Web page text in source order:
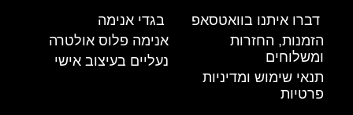
דברו איתנו בוואטסאפ
הזמנות, החזרות
ומשלוחים
תנאי שימוש ומדיניות
פרטיות
בגדי אנימה
אנימה פלוס אולטרה
נעליים בעיצוב אישי